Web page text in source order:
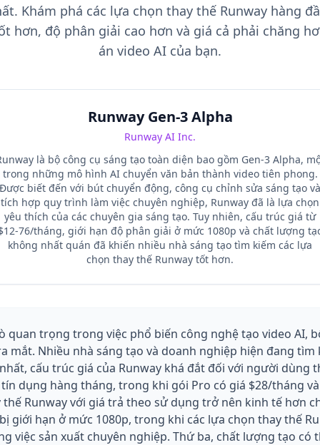
Khám phá các lựa chọn thay thế Runway hàng
hơn, độ phân giải cao hơn và giá cả phải chăng
án video AI của bạn.
Runway Gen-3 Alpha
Runway AI Inc.
là bộ công cụ sáng tạo toàn diện bao gồm Gen-3 Alpha,
trong những mô hình AI chuyển văn bản thành video tiên phong.
Được biết đến với bút chuyển động, công cụ chỉnh sửa sáng tạo và
tích hợp quy trình làm việc chuyên nghiệp, Runway đã là lựa chọn
yêu thích của các chuyên gia sáng tạo. Tuy nhiên, cấu trúc giá từ
76/tháng, giới hạn độ phân giải ở mức 1080p và chất lượng
không nhất quán đã khiến nhiều nhà sáng tạo tìm kiếm các lựa
chọn thay thế Runway tốt hơn.
quan trọng trong việc phổ biến công nghệ tạo video AI,
mắt. Nhiều nhà sáng tạo và doanh nghiệp hiện đang
cấu trúc giá của Runway khá đắt đối với người
dụng hàng tháng, trong khi gói Pro có giá $28/tháng
Runway với giá trả theo sử dụng trở nên kinh tế hơn
giới hạn ở mức 1080p, trong khi các lựa chọn thay thế
việc sản xuất chuyên nghiệp. Thứ ba, chất lượng tạo